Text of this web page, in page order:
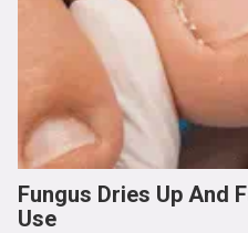
Fungus Dries Up And
Use